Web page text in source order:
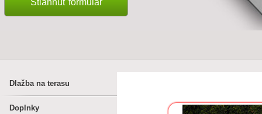
Stiahnúť formulár
Dlažba na terasu
Doplnky